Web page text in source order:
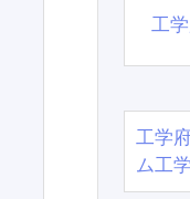
工
工学
ム工